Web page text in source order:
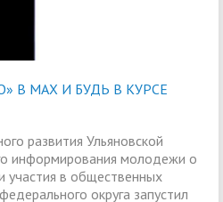
В МАХ И БУДЬ В КУРСЕ
развития Ульяновской
информирования молодежи о
участия в общественных
округа запустил